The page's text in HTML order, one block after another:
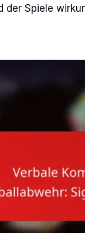
der Spiele